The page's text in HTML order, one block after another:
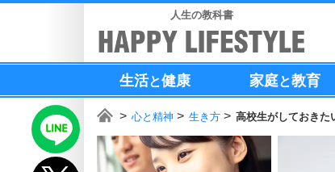
人生の教科書
生活と健康 家庭と教育
心と精神 生き方 高校生がしておきた